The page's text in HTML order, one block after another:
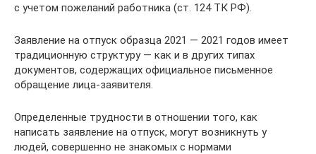
с учетом пожеланий работника (ст. 124 ТК РФ).
Заявление на отпуск образца 2021 — 2021 годов имеет
традиционную структуру — как и в других типах
документов, содержащих официальное письменное
обращение лица-заявителя.
Определенные трудности в отношении того, как
написать заявление на отпуск, могут возникнуть у
людей, совершенно не знакомых с нормами